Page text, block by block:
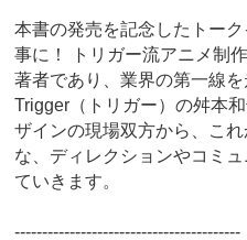
本書の発売を記念したトー
事に！ トリガー流アニメ制
著者であり、業界の第一線
Trigger（トリガー）の舛本
ザインの現場双方から、こ
な、ディレクションやコミ
ていきます。
-----------------------------------------